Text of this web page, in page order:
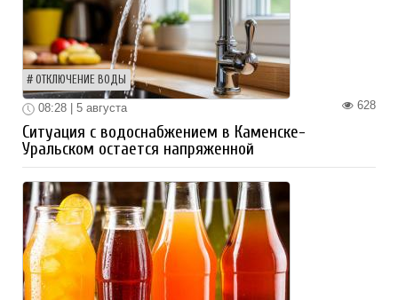
ОТКЛЮЧЕНИЕ ВОДЫ
628
08:28 | 5 августа
Ситуация с водоснабжением в Каменске-
Уральском остается напряженной